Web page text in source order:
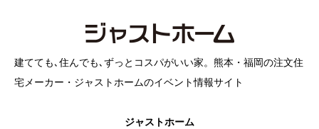
建てても､住んでも､ずっとコスパがいい家。熊本・福岡の注文住
宅メーカー・ジャストホームのイベント情報サイト
ジャストホーム